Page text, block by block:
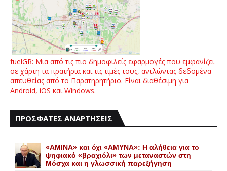
fuelGR: Μια από τις πιο δημοφιλείς εφαρμογές που εμφανίζει
σε χάρτη τα πρατήρια και τις τιμές τους, αντλώντας δεδομένα
απευθείας από το Παρατηρητήριο. Είναι διαθέσιμη για
Android, iOS και Windows.
ΠΡΟΣΦΑΤΕΣ ΑΝΑΡΤΗΣΕΙΣ
«AMINA» και όχι «ΑΜΥΝΑ»: Η αλήθεια για το
ψηφιακό «βραχιόλι» των μεταναστών στη
Μόσχα και η γλωσσική παρεξήγηση